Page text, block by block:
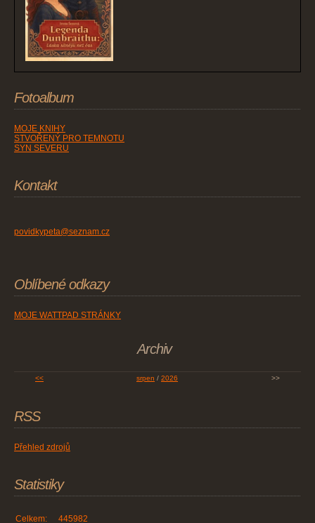
Fotoalbum
MOJE KNIHY
STVOŘENÝ PRO TEMNOTU
SYN SEVERU
Kontakt
povidkypeta@seznam.cz
Oblíbené odkazy
MOJE WATTPAD STRÁNKY
Archiv
<< srpen / 2026 >>
RSS
Přehled zdrojů
Statistiky
Celkem: 445982